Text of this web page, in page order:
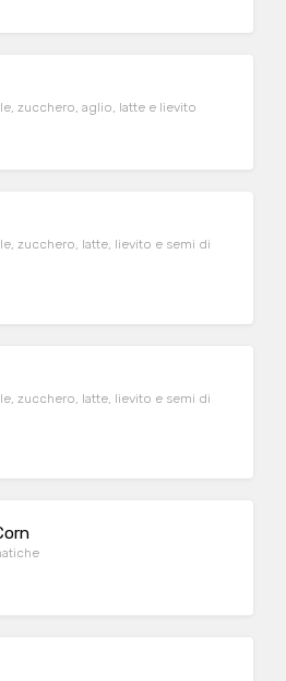
zucchero, aglio, latte e lievito
zucchero, latte, lievito e semi di
zucchero, latte, lievito e semi di